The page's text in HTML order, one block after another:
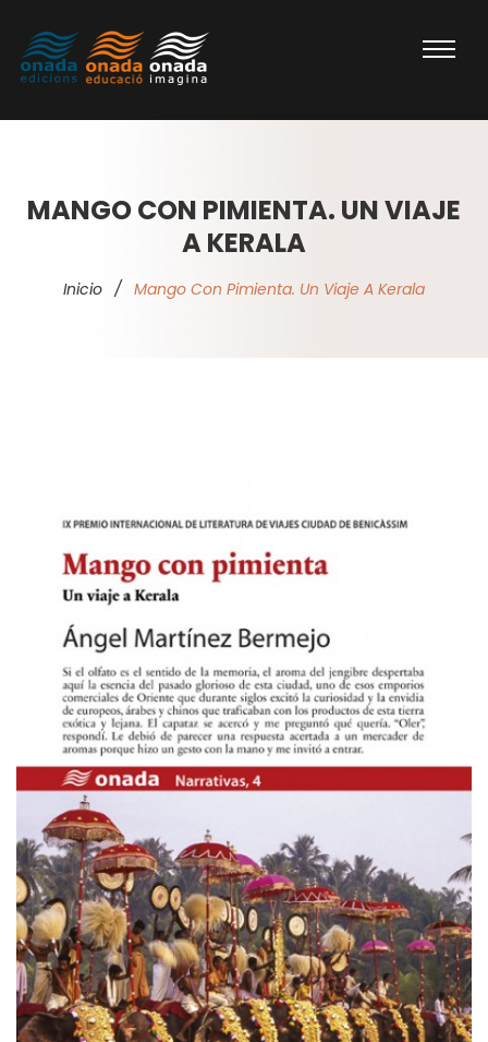
MANGO CON PIMIENTA. UN VIAJE
A KERALA
Inicio / Mango Con Pimienta. Un Viaje A Kerala